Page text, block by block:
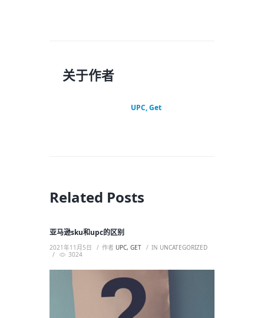
关于作者
UPC, Get
Related Posts
亚马逊sku和upc的区别
2021年11月5日 作者 UPC, GET IN UNCATEGORIZED
3024